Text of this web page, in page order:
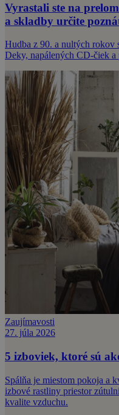
Vyrastali ste na
a skladby určite
Hudba z 90. a nultých rokov
Deky, napálených CD-čiek
Zaujímavosti
27. júla 2026
5 izboviek, ktoré sú
Spálňa je miestom pokoja a
izbové rastliny priestor
kvalite vzduchu.